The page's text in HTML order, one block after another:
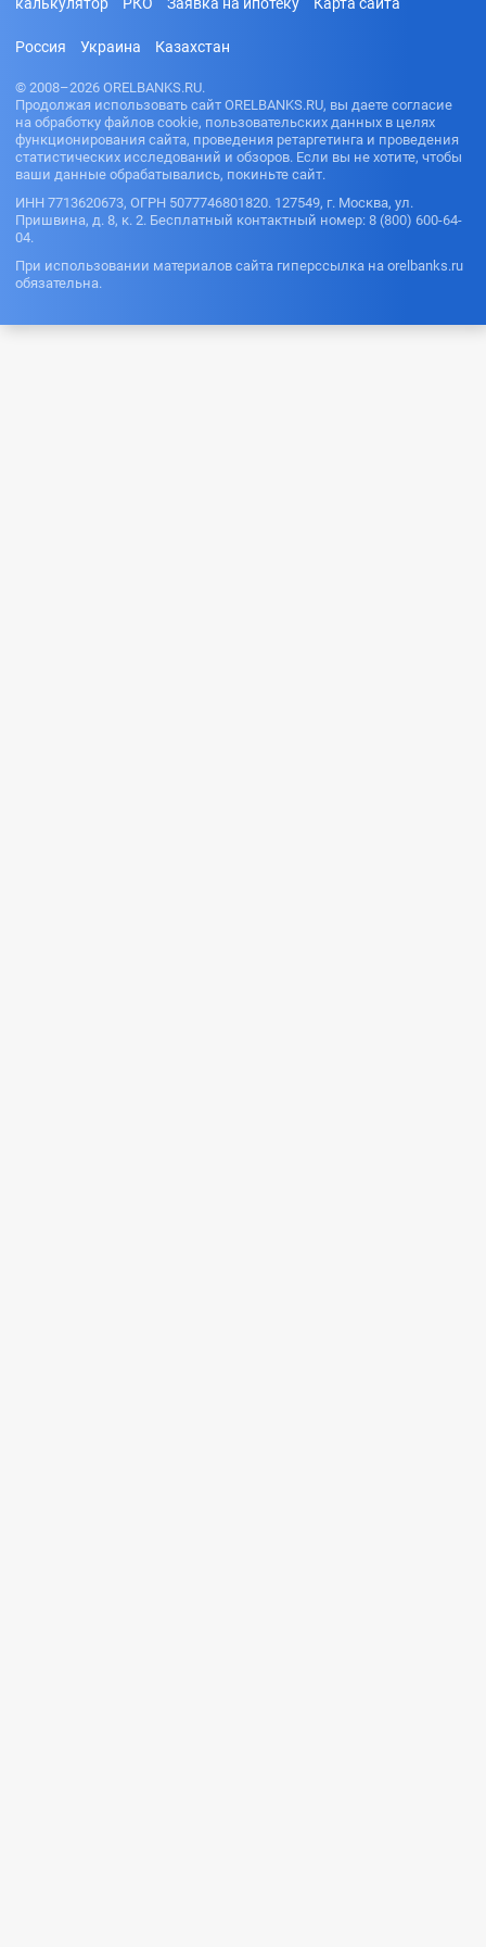
Россия Украина Казахстан
© 2008–2026 ORELBANKS.RU.
Продолжая использовать сайт ORELBANKS.RU, вы даете согласие
на обработку файлов cookie, пользовательских данных в целях
функционирования сайта, проведения ретаргетинга и проведения
статистических исследований и обзоров. Если вы не хотите, чтобы
ваши данные обрабатывались, покиньте сайт.
ИНН 7713620673, ОГРН 5077746801820. 127549, г. Москва, ул.
Пришвина, д. 8, к. 2. Бесплатный контактный номер: 8 (800) 600-64-
04.
При использовании материалов сайта гиперссылка на orelbanks.ru
обязательна.